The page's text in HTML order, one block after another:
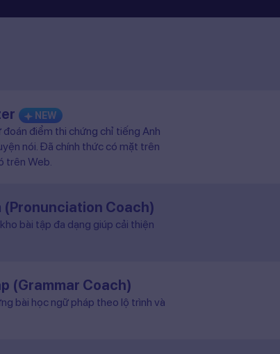
NEW
đoán điểm thi chứng chỉ tiếng Anh
nói. Đã chính thức có mặt trên
trên Web.
(Pronunciation Coach)
bài tập đa dạng giúp cải thiện
(Grammar Coach)
bài học ngữ pháp theo lộ trình và